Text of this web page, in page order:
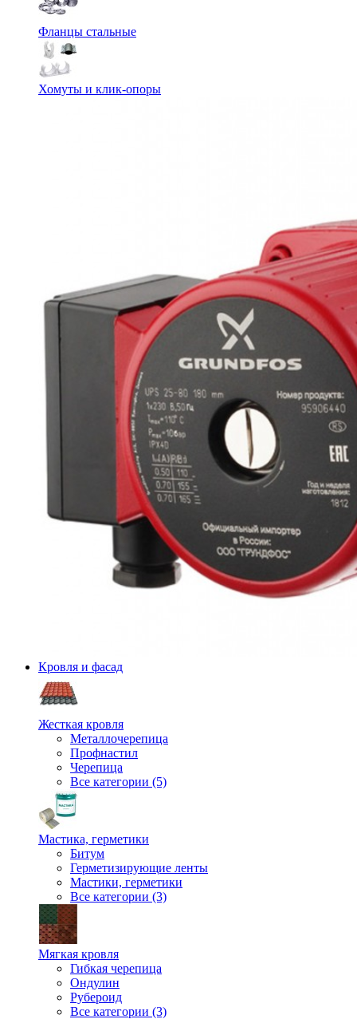
Фланцы стальные
Хомуты и клик-опоры
Кровля и фасад
Жесткая кровля
Металлочерепица
Профнастил
Черепица
Все категории (5)
Мастика, герметики
Битум
Герметизирующие ленты
Мастики, герметики
Все категории (3)
Мягкая кровля
Гибкая черепица
Ондулин
Рубероид
Все категории (3)